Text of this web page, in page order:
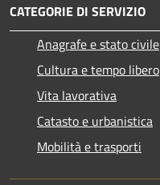
CATEGORIE DI SERVIZIO
Anagrafe e stato civile
Cultura e tempo libero
Vita lavorativa
Catasto e urbanistica
Mobilità e trasporti